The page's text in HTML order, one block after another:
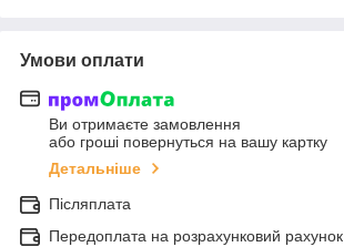
Умови оплати
Ви отримаєте замовлення
або гроші повернуться на вашу картку
Детальніше
Післяплата
Передоплата на розрахунковий рахунок